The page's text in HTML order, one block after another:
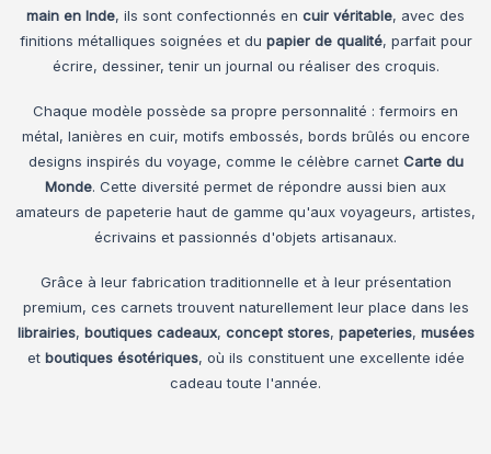
main en Inde, ils sont confectionnés en cuir véritable, avec des
finitions métalliques soignées et du papier de qualité, parfait pour
écrire, dessiner, tenir un journal ou réaliser des croquis.
Chaque modèle possède sa propre personnalité : fermoirs en
métal, lanières en cuir, motifs embossés, bords brûlés ou encore
designs inspirés du voyage, comme le célèbre carnet Carte du
Monde. Cette diversité permet de répondre aussi bien aux
amateurs de papeterie haut de gamme qu'aux voyageurs, artistes,
écrivains et passionnés d'objets artisanaux.
Grâce à leur fabrication traditionnelle et à leur présentation
premium, ces carnets trouvent naturellement leur place dans les
librairies, boutiques cadeaux, concept stores, papeteries, musées
et boutiques ésotériques, où ils constituent une excellente idée
cadeau toute l'année.